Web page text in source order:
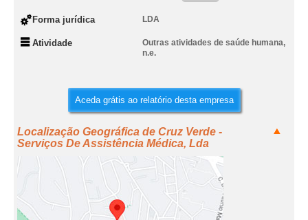
Forma jurídica LDA
Atividade
Outras atividades de saúde humana,
n.e.
Aceda grátis ao relatório desta empresa
Localização Geográfica de Cruz Verde -
Serviços De Assistência Médica, Lda